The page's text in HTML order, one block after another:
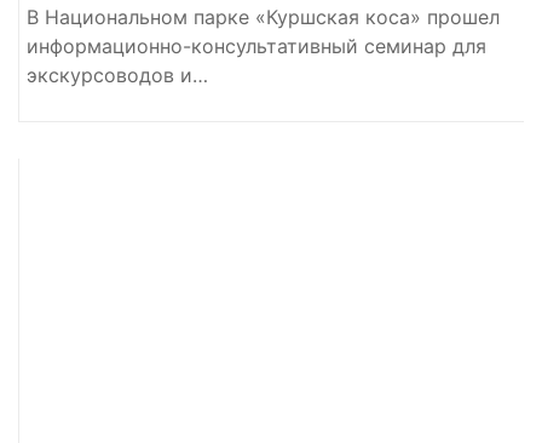
В Национальном парке «Куршская коса» прошел
информационно-консультативный семинар для
экскурсоводов и…